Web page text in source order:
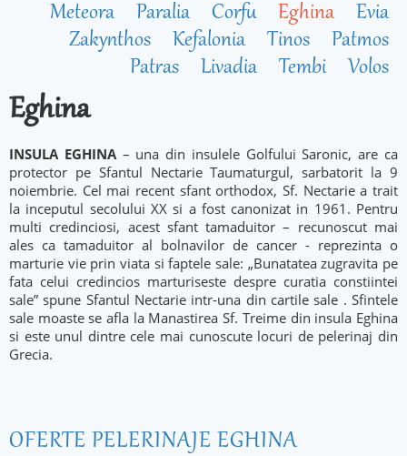
Meteora
Paralia Corfu Eghina
Evia
Zakynthos
Kefalonia Tinos
Patmos
Patras
Livadia Tembi Volos
Eghina
INSULA EGHINA– una din insulele Golfului Saronic, are ca
protector pe Sfantul Nectarie Taumaturgul, sarbatorit la 9
noiembrie. Cel mai recent sfant orthodox, Sf. Nectarie a trait
la inceputul secolului XX si a fost canonizat in 1961. Pentru
multi credinciosi, acest sfant tamaduitor – recunoscut mai
ales ca tamaduitor al bolnavilor de cancer - reprezinta o
marturie vie prin viata si faptele sale: „Bunatatea zugravita pe
fata celui credincios marturiseste despre curatia constiintei
sale” spune Sfantul Nectarie intr-una din cartile sale . Sfintele
sale moaste se afla la Manastirea Sf. Treime din insula Eghina
si este unul dintre cele mai cunoscute locuri de pelerinaj din
Grecia.
OFERTE PELERINAJE EGHINA